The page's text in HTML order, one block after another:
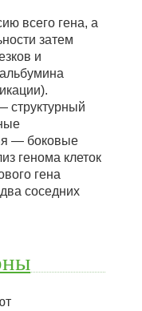
всего гена, а
затем
и
структурный
— боковые
генома клеток
гена
соседних